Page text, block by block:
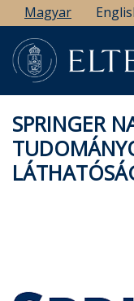
Ugrás
a
tartalomra
Magyar
SPRINGER